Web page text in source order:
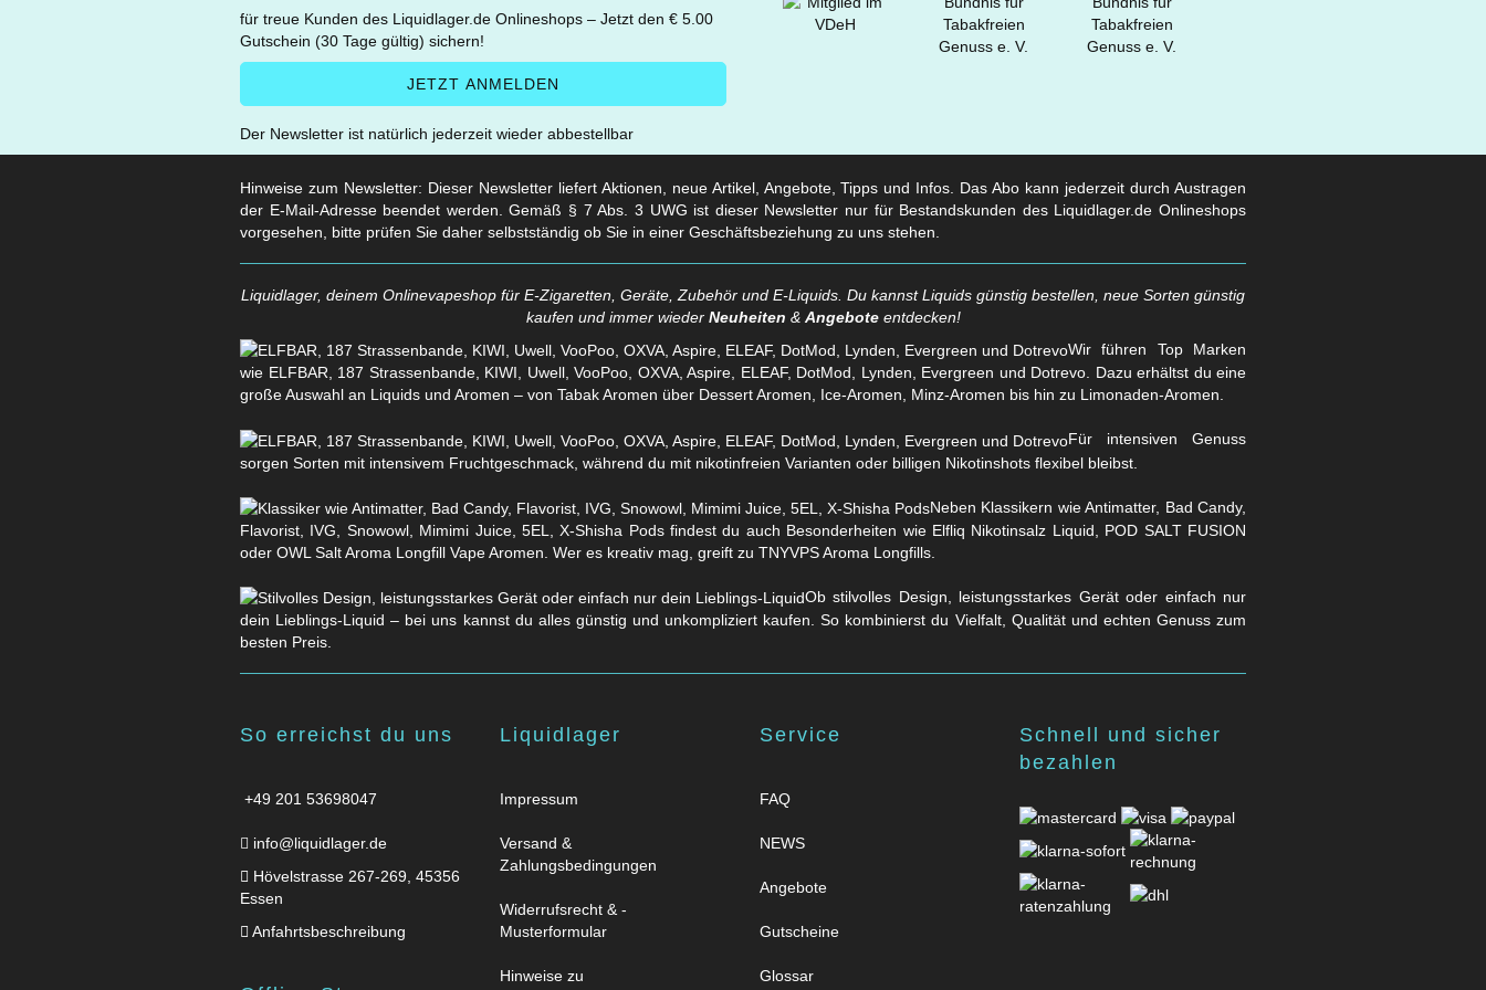
für treue Kunden des Liquidlager.de Onlineshops – Jetzt den € 5.00
Gutschein (30 Tage gültig) sichern!
Der Newsletter ist natürlich jederzeit wieder abbestellbar
Hinweise zum Newsletter: Dieser Newsletter liefert Aktionen, neue Artikel, Angebote, Tipps und Infos. Das Abo kann jederzeit durch Austragen
der E-Mail-Adresse beendet werden. Gemäß § 7 Abs. 3 UWG ist dieser Newsletter nur für Bestandskunden des Liquidlager.de Onlineshops
vorgesehen, bitte prüfen Sie daher selbstständig ob Sie in einer Geschäftsbeziehung zu uns stehen.
Liquidlager, deinem Onlinevapeshop für E-Zigaretten, Geräte, Zubehör und E-Liquids. Du kannst Liquids günstig bestellen, neue Sorten günstig
kaufen und immer wieder Neuheiten & Angeboteentdecken!
Wir führen Top Marken
wie ELFBAR, 187 Strassenbande, KIWI, Uwell, VooPoo, OXVA, Aspire, ELEAF, DotMod, Lynden, Evergreen und Dotrevo. Dazu erhältst du eine
große Auswahl an Liquids und Aromen – von Tabak Aromen über Dessert Aromen, Ice-Aromen, Minz-Aromen bis hin zu Limonaden-Aromen.
Für intensiven Genuss
sorgen Sorten mit intensivem Fruchtgeschmack, während du mit nikotinfreien Varianten oder billigen Nikotinshots flexibel bleibst.
Neben Klassikern wie Antimatter, Bad Candy,
Flavorist, IVG, Snowowl, Mimimi Juice, 5EL, X-Shisha Pods findest du auch Besonderheiten wie Elfliq Nikotinsalz Liquid, POD SALT FUSION
oder OWL Salt Aroma Longfill Vape Aromen. Wer es kreativ mag, greift zu TNYVPS Aroma Longfills.
Ob stilvolles Design, leistungsstarkes Gerät oder einfach nur
dein Lieblings-Liquid – bei uns kannst du alles günstig und unkompliziert kaufen. So kombinierst du Vielfalt, Qualität und echten Genuss zum
besten Preis.
So erreichst du uns
+49 201 53698047
info@liquidlager.de
Hövelstrasse 267-269, 45356
Essen
Anfahrtsbeschreibung
Liquidlager
Impressum
Versand &
Zahlungsbedingungen
Widerrufsrecht & -
Musterformular
Hinweise zu
Service
FAQ
NEWS
Angebote
Gutscheine
Glossar
Schnell und sicher
bezahlen